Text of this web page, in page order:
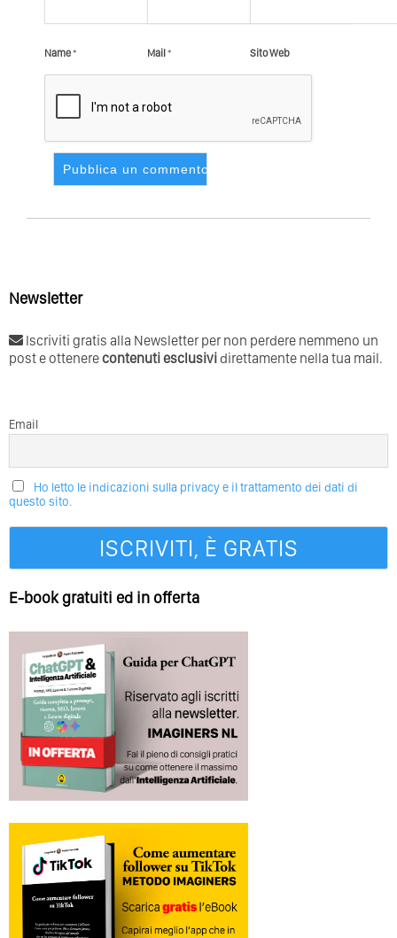
Name* Mail* Sito Web
Newsletter
Iscriviti gratis alla Newsletter per non perdere nemmeno un
post e ottenerecontenuti esclusividirettamente nella tua mail.
Email
Ho letto le indicazioni sulla privacy e il trattamento dei dati di
questo sito.
E-book gratuiti ed in offerta